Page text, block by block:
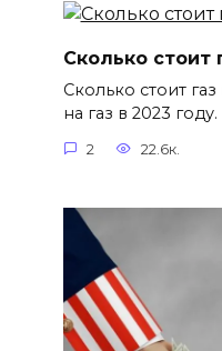
Сколько стоит
Сколько стоит
на газ в 2023 году.
2 22.6к.